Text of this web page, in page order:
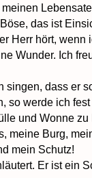
das ist
Herr hört, wenn
Wunder. Ich
singen, dass er
so werde ich
und Wonne
meine Burg,
mein Schutz!
Er ist ein